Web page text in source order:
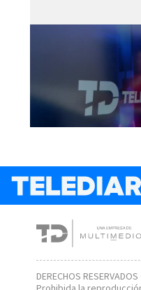
DERECHOS